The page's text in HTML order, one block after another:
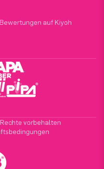
auf Kiyoh
vorbehalten